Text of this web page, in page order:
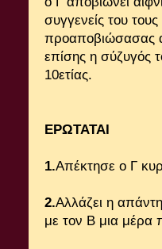
συγγενείς του
προαποβιώσασας
επίσης η σύζυγός
10ετίας.
ΕΡΩΤΑΤΑΙ
1.Απέκτησε ο Γ
2.Αλλάζει η
με τον Β μια μέρα